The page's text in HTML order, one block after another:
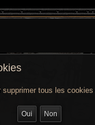
supprimer tous les